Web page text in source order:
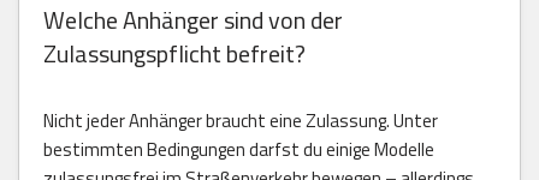
Welche Anhänger sind von der
Zulassungspflicht befreit?
Nicht jeder Anhänger braucht eine Zulassung. Unter
bestimmten Bedingungen darfst du einige Modelle